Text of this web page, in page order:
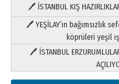
🖊 İSTANBUL KIŞ
🖊 YEŞİLAY’ın bağımsızlık
köprüleri yeşil
🖊 İSTANBUL
Yıldırım Gündoğdu
HAVVA’NIN ÜÇ KIZI
09 Temmuz 2026 Perşembe
Yusuf POLAT
Şampiyonluk